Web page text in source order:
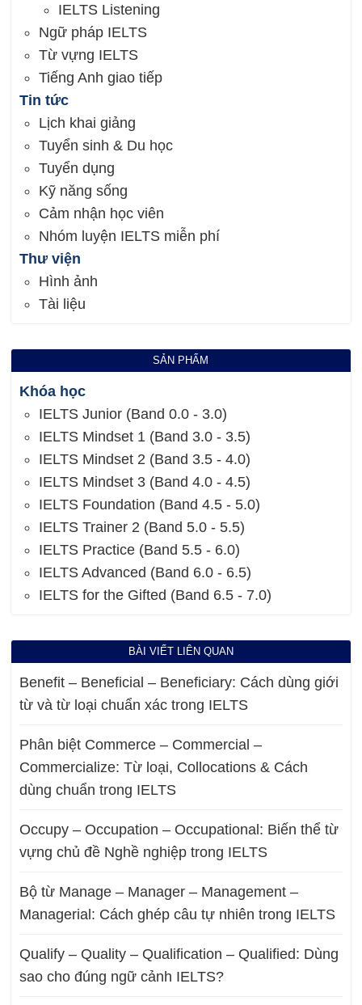
IELTS Listening
Ngữ pháp IELTS
Từ vựng IELTS
Tiếng Anh giao tiếp
Tin tức
Lịch khai giảng
Tuyển sinh & Du học
Tuyển dụng
Kỹ năng sống
Cảm nhận học viên
Nhóm luyện IELTS miễn phí
Thư viện
Hình ảnh
Tài liệu
SẢN PHẨM
Khóa học
IELTS Junior (Band 0.0 - 3.0)
IELTS Mindset 1 (Band 3.0 - 3.5)
IELTS Mindset 2 (Band 3.5 - 4.0)
IELTS Mindset 3 (Band 4.0 - 4.5)
IELTS Foundation (Band 4.5 - 5.0)
IELTS Trainer 2 (Band 5.0 - 5.5)
IELTS Practice (Band 5.5 - 6.0)
IELTS Advanced (Band 6.0 - 6.5)
IELTS for the Gifted (Band 6.5 - 7.0)
BÀI VIẾT LIÊN QUAN
Benefit – Beneficial – Beneficiary: Cách dùng giới
từ và từ loại chuẩn xác trong IELTS
Phân biệt Commerce – Commercial –
Commercialize: Từ loại, Collocations & Cách
dùng chuẩn trong IELTS
Occupy – Occupation – Occupational: Biến thể từ
vựng chủ đề Nghề nghiệp trong IELTS
Bộ từ Manage – Manager – Management –
Managerial: Cách ghép câu tự nhiên trong IELTS
Qualify – Quality – Qualification – Qualified: Dùng
sao cho đúng ngữ cảnh IELTS?